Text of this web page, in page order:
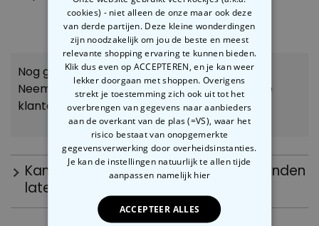
Nog geen antwoord op je vraag gevonden?!?
Neem dan contact op met onze fabelachtige
klantenservice.We gaan je helpen!
Kan ik mijn bestelling ook in andere landen
laten leveren?
Wij leveren vanuit elke webshop alleen naar dat
cookies) - niet alleen de onze maar ook deze
van derde partijen. Deze kleine wonderdingen
zijn noodzakelijk om jou de beste en meest
relevante shopping ervaring te kunnen bieden.
Klik dus even op ACCEPTEREN, en je kan weer
lekker doorgaan met shoppen. Overigens
strekt je toestemming zich ook uit tot het
overbrengen van gegevens naar aanbieders
aan de overkant van de plas (=VS), waar het
risico bestaat van onopgemerkte
gegevensverwerking door overheidsinstanties.
Je kan de instellingen natuurlijk te allen tijde
aanpassen namelijk hier
ACCEPTEER ALLES